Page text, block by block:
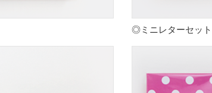
◎ミニレターセット